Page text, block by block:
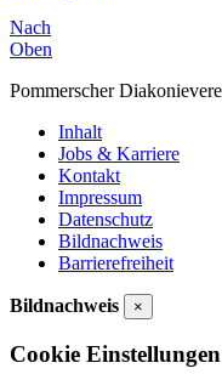
Nach
Oben
Pommerscher
Inhalt
Jobs & Karriere
Kontakt
Impressum
Datenschutz
Bildnachweis
Barrierefreiheit
Bildnachweis ×
Cookie Einstellungen